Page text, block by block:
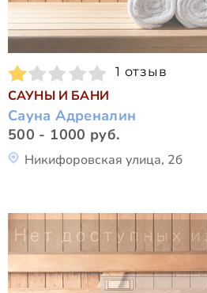
1 отзыв
САУНЫ И БАНИ
Сауна Адреналин
500 - 1000 руб.
Никифоровская улица, 2б